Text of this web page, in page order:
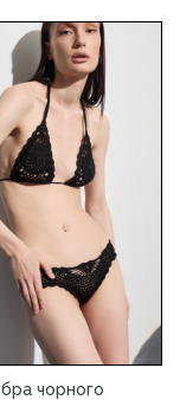
чорного